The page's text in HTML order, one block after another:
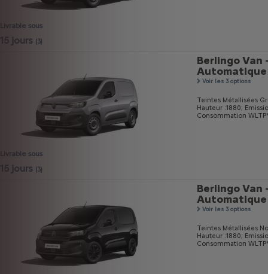
Livrable sous
15 jours (3)
Livrable sous
15 jours (3)
Berlingo Van
Automatique
Voir les 3 options
Teintes Métallisées
Hauteur :1880;
Consommation
Berlingo Van
Automatique
Voir les 3 options
Teintes Métallisées
Hauteur :1880;
Consommation